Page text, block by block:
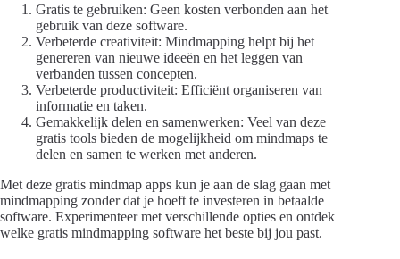
Gratis te gebruiken: Geen kosten verbonden aan het
gebruik van deze software.
Verbeterde creativiteit: Mindmapping helpt bij het
genereren van nieuwe ideeën en het leggen van
verbanden tussen concepten.
Verbeterde productiviteit: Efficiënt organiseren van
informatie en taken.
Gemakkelijk delen en samenwerken: Veel van deze
gratis tools bieden de mogelijkheid om mindmaps te
delen en samen te werken met anderen.
Met deze gratis mindmap apps kun je aan de slag gaan met
mindmapping zonder dat je hoeft te investeren in betaalde
software. Experimenteer met verschillende opties en ontdek
welke gratis mindmapping software het beste bij jou past.